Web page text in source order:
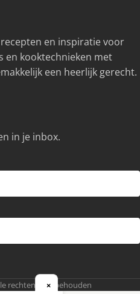
en inspiratie voor
en kooktechnieken met
een heerlijk gerecht.
in je inbox.
rechten voorbehouden
×